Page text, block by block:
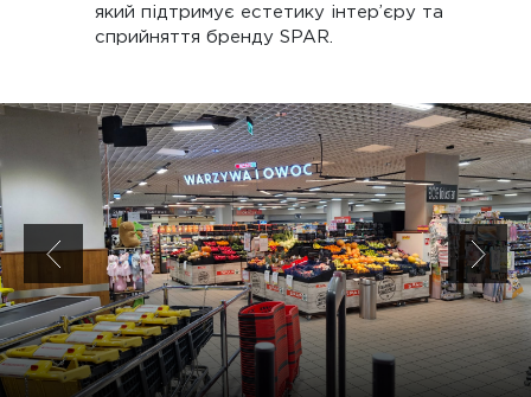
який підтримує естетику інтер’єру та
сприйняття бренду SPAR.